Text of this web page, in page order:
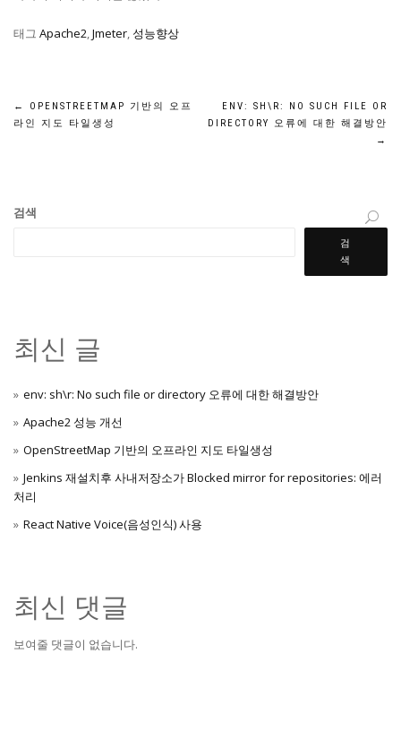
태그 Apache2,Jmeter, 성능향상
글
←
OPENSTREETMAP 기반의 오프
라인 지도 타일생성
ENV: SH\R: NO SUCH FILE OR
DIRECTORY 오류에 대한 해결방안
→
검색
검
색
최신 글
env: sh\r: No such file or directory 오류에 대한 해결방안
Apache2 성능 개선
OpenStreetMap 기반의 오프라인 지도 타일생성
Jenkins 재설치후 사내저장소가 Blocked mirror for repositories: 에러
처리
React Native Voice(음성인식) 사용
최신 댓글
보여줄 댓글이 없습니다.